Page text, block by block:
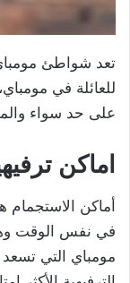
تعد شواطئ
للعائلة في
على حد سواء
اماكن
أماكن الاستجمام
في نفس الوقت
مومباي التي تسعد